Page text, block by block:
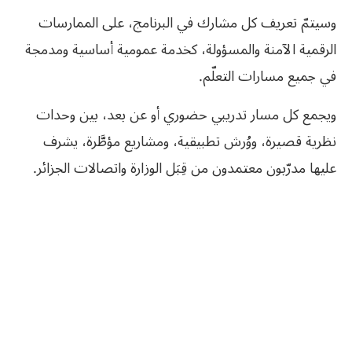
وسيتمّ تعريف كل مشارك في البرنامج، على الممارسات
الرقمية الآمنة والمسؤولة، كخدمة عمومية أساسية ومدمجة
في جميع مسارات التعلّم.
ويجمع كل مسار تدريبي حضوري أو عن بعد، بين وحدات
نظرية قصيرة، ووُرش تطبيقية، ومشاريع مؤطَّرة، يشرف
عليها مدرّبون معتمدون من قِبَل الوزارة واتصالات الجزائر.